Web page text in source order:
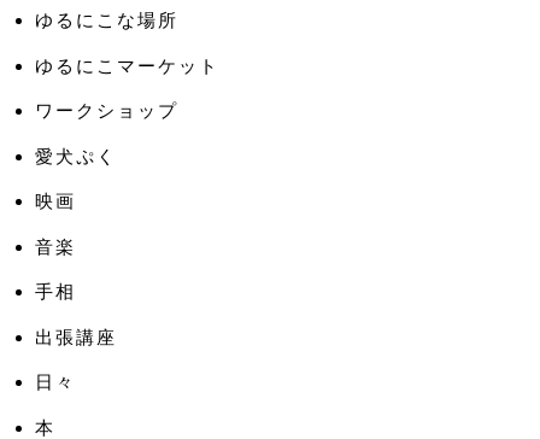
ゆるにこな場所
ゆるにこマーケット
ワークショップ
愛犬ぷく
映画
音楽
手相
出張講座
日々
本